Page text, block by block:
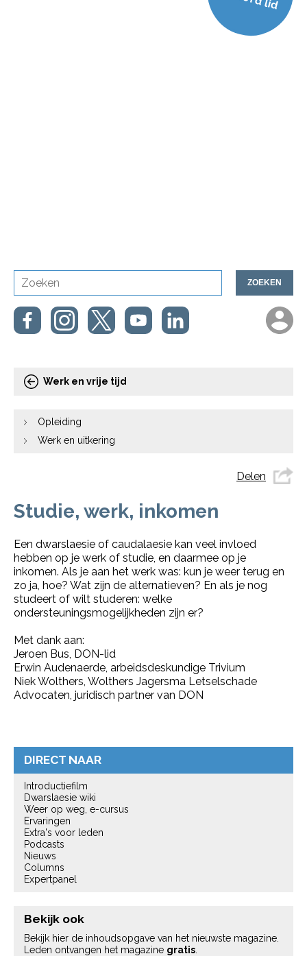
ZOEKEN
Werk en vrije tijd
Opleiding
Werk en uitkering
Delen
Studie, werk, inkomen
Een dwarslaesie of caudalaesie kan veel invloed
hebben op je werk of studie, en daarmee op je
inkomen. Als je aan het werk was: kun je weer terug en
zo ja, hoe? Wat zijn de alternatieven? En als je nog
studeert of wilt studeren: welke
ondersteuningsmogelijkheden zijn er?
Met dank aan:
Jeroen Bus, DON-lid
Erwin Audenaerde, arbeidsdeskundige Trivium
Niek Wolthers, Wolthers Jagersma Letselschade
Advocaten, juridisch partner van DON
DIRECT NAAR
Introductiefilm
Dwarslaesie wiki
Weer op weg, e-cursus
Ervaringen
Extra's voor leden
Podcasts
Nieuws
Columns
Expertpanel
Bekijk ook
Bekijk hier de inhoudsopgave van het nieuwste magazine.
Leden ontvangen het magazine gratis